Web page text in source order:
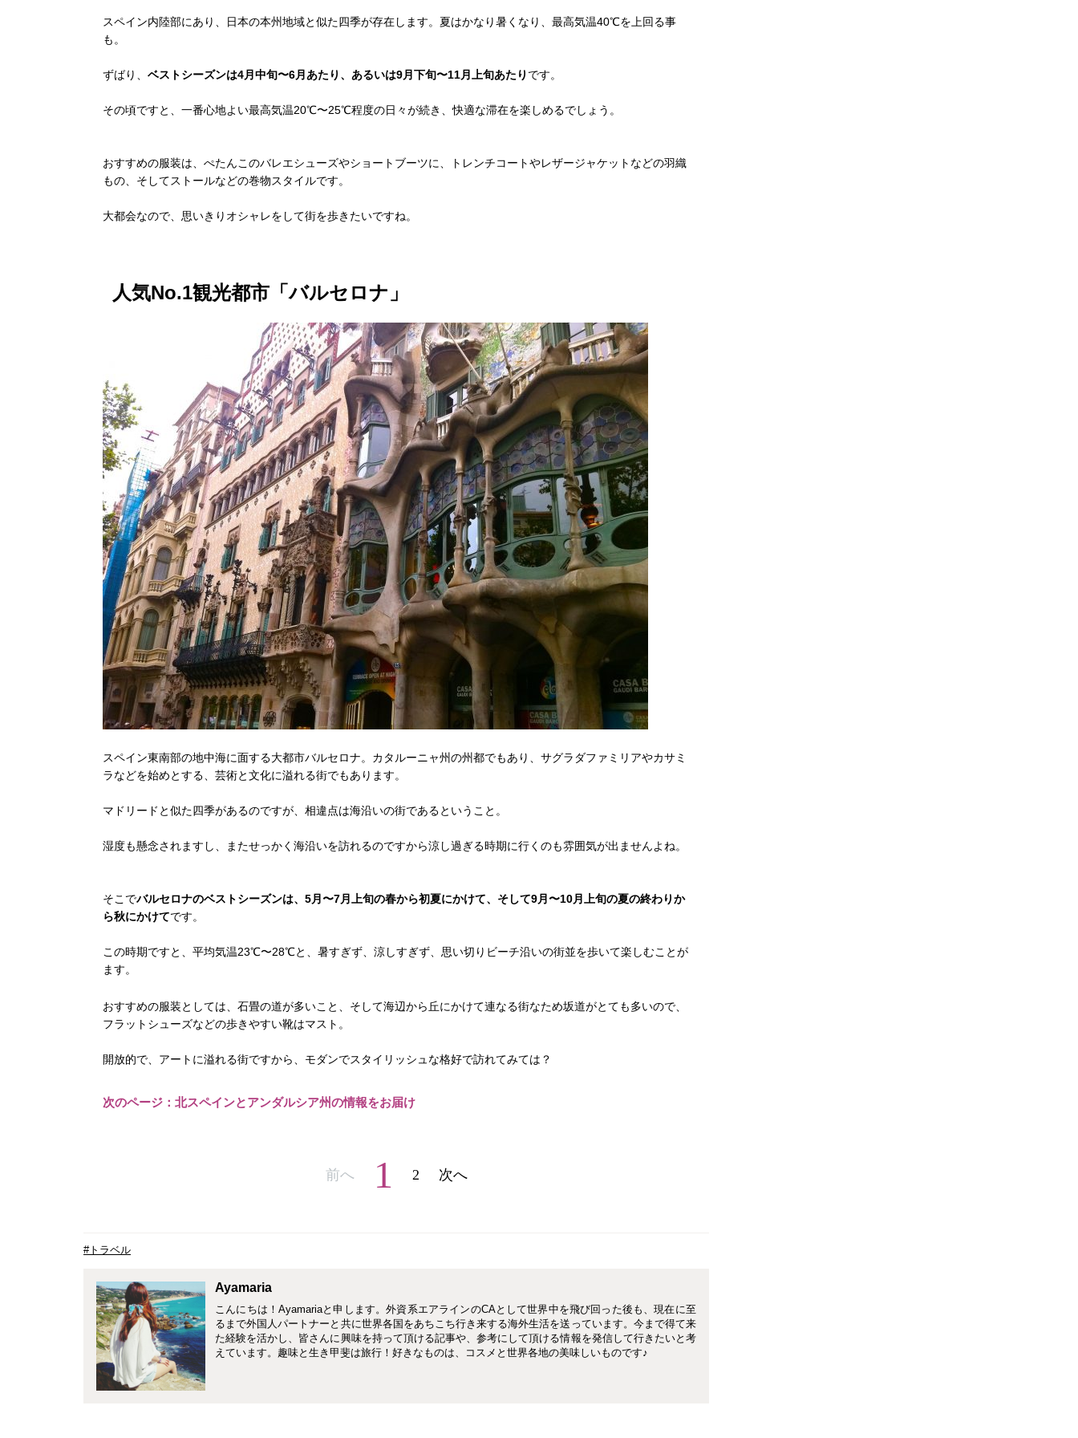
スペイン内陸部にあり、日本の本州地域と似た四季が存在します。夏はかなり暑くなり、最高気温40℃を上回る事
も。
ずばり、 ベストシーズンは4月中旬〜6月あたり、あるいは9月下旬〜11月上旬あたり です。
その頃ですと、一番心地よい最高気温20℃〜25℃程度の日々が続き、快適な滞在を楽しめるでしょう。
おすすめの服装は、ぺたんこのバレエシューズやショートブーツに、トレンチコートやレザージャケットなどの羽織
もの、そしてストールなどの巻物スタイルです。
大都会なので、思いきりオシャレをして街を歩きたいですね。
人気No.1観光都市「バルセロナ」
スペイン東南部の地中海に面する大都市バルセロナ。カタルーニャ州の州都でもあり、サグラダファミリアやカサミ
ラなどを始めとする、芸術と文化に溢れる街でもあります。
マドリードと似た四季があるのですが、相違点は海沿いの街であるということ。
湿度も懸念されますし、またせっかく海沿いを訪れるのですから涼し過ぎる時期に行くのも雰囲気が出ませんよね。
そこでバルセロナのベストシーズンは、5月〜7月上旬の春から初夏にかけて、そして9月〜10月上旬の夏の終わりか
ら秋にかけてです。
この時期ですと、平均気温23℃〜28℃と、暑すぎず、涼しすぎず、思い切りビーチ沿いの街並を歩いて楽しむことが
ます。
おすすめの服装としては、石畳の道が多いこと、そして海辺から丘にかけて連なる街なため坂道がとても多いので、
フラットシューズなどの歩きやすい靴はマスト。
開放的で、アートに溢れる街ですから、モダンでスタイリッシュな格好で訪れてみては？
次のページ：北スペインとアンダルシア州の情報をお届け
前へ 1 2 次へ
#トラベル
Ayamaria
こんにちは！Ayamariaと申します。外資系エアラインのCAとして世界中を飛び回った後も、現在に至
るまで外国人パートナーと共に世界各国をあちこち行き来する海外生活を送っています。今まで得て来
た経験を活かし、皆さんに興味を持って頂ける記事や、参考にして頂ける情報を発信して行きたいと考
えています。趣味と生き甲斐は旅行！好きなものは、コスメと世界各地の美味しいものです♪